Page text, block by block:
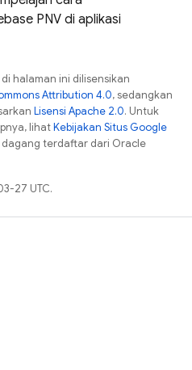
PNV di aplikasi
halaman ini dilisensikan
Attribution 4.0, sedangkan
Lisensi Apache 2.0. Untuk
lihatKebijakan Situs Google
dagang terdaftar dari Oracle
27 UTC.